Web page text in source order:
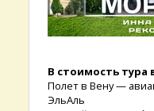
В стоимость тура
Полет в Вену —
ЭльАль